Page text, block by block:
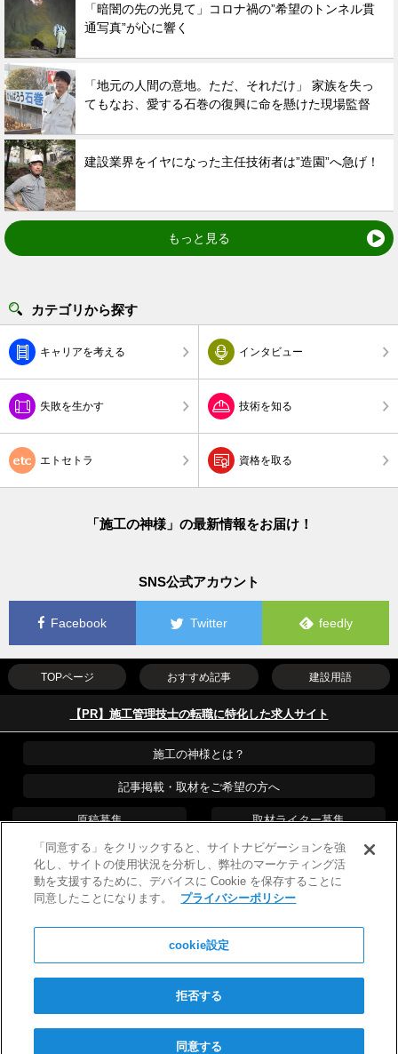
「暗闇の先の光見て」コロナ禍の”希望のトンネル貫
通写真”が心に響く
「地元の人間の意地。ただ、それだけ」 家族を失っ
てもなお、愛する石巻の復興に命を懸けた現場監督
建設業界をイヤになった主任技術者は”造園”へ急げ！
もっと見る
カテゴリから探す
キャリアを考える インタビュー
失敗を生かす 技術を知る
エトセトラ 資格を取る
「施工の神様」の最新情報をお届け！
SNS公式アカウント
Facebook Twitter feedly
日々、現場に役立つ情報を頑張ってお届けしますので、見逃したく
ない方はぜひ通知の許可をお願いします。
TOPページ おすすめ記事 建設用語
【PR】施工管理技士の転職に特化した求人サイト
施工の神様とは？
記事掲載・取材をご希望の方へ
原稿募集 取材ライター募集
運営会社 PR・プレスリリース
プライバシーポリシー 広告掲載について
Copyright © 2026 WILLOF CONSTRUCTION, Inc.
All Rights Reservedリンクフリー
施工管理経験者限定の有料求人ご紹介
「同意する」をクリックすると、サイトナビゲーションを強
化し、サイトの使用状況を分析し、弊社のマーケティング活
動を支援するために、デバイスに Cookie を保存することに
同意したことになります。
プライバシーポリシー
cookie設定
拒否する
同意する